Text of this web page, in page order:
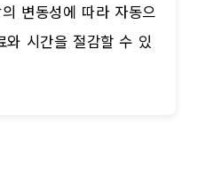
변동성에 따라 자동으
와 시간을 절감할 수 있